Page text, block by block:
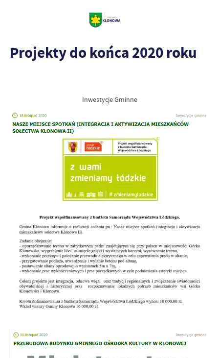
Projekty do końca 2020 roku
Inwestycje Gminne